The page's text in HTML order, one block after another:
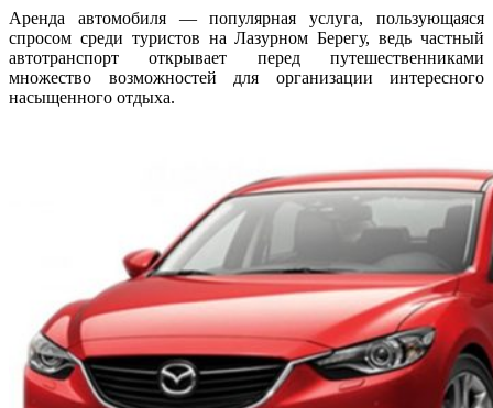
Аренда автомобиля — популярная услуга, пользующаяся
спросом среди туристов на Лазурном Берегу, ведь частный
автотранспорт открывает перед путешественниками
множество возможностей для организации интересного
насыщенного отдыха.